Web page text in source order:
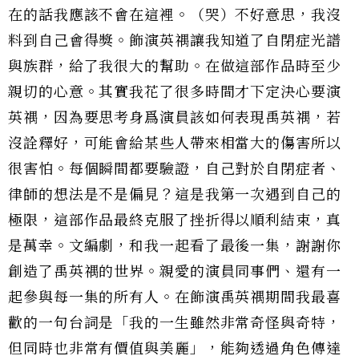
在的話我應該不會在這裡。（哭）不好意思，我沒
料到自己會得獎。飾演英禑讓我知道了自閉症光譜
與族群，給了我很大的幫助。在做這部作品時至少
親切的心意。其實我花了很多時間才下定決心要演
英禑，因為要思考身爲演員該如何表現禹英禑，若
沒詮釋好，可能會給某些人帶來相當大的傷害所以
很害怕。每個瞬間都要驗證，自己對於自閉症者、
律師的想法是不是偏見？這是我第一次遇到自己的
極限，這部作品最終克服了挫折得以順利結束，真
是萬幸。文編劇，和我一起看了最後一集，謝謝你
創造了禹英禑的世界。親愛的演員同事們、還有一
起參與每一集的所有人。在飾演禹英禑期間我最喜
歡的一句台詞是「我的一生雖然非常奇怪與奇特，
但同時也非常有價值與美麗」，能夠透過角色傳達